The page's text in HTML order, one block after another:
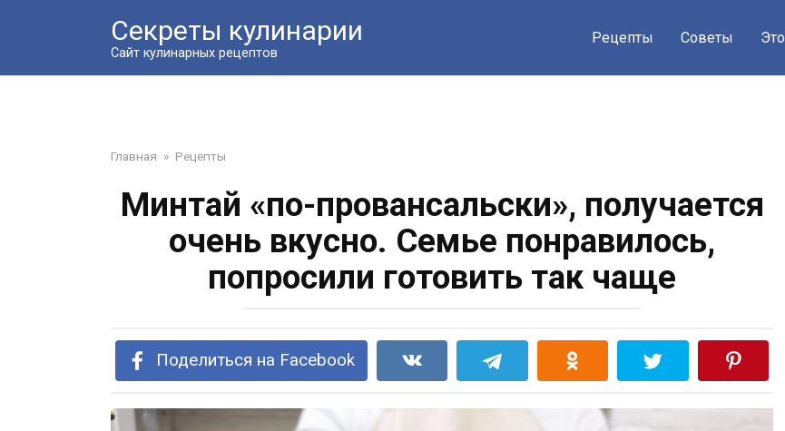
Секреты кулинарии
Сайт кулинарных рецептов
Рецепты Советы
Главная » Рецепты
Минтай «по-провансальски», получается
очень вкусно. Семье понравилось,
попросили готовить так чаще
Поделиться на Facebook